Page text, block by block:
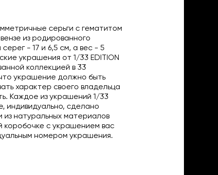
серьги с гематитом
из родированного
- 17 и 6,5 см, а вес - 5
украшения от 1/33 EDITION
коллекцией в 33
украшение должно быть
характер своего владельца
Каждое из украшений 1/33
индивидуально, сделано
натуральных материалов
коробочке с украшением вас
номером украшения.